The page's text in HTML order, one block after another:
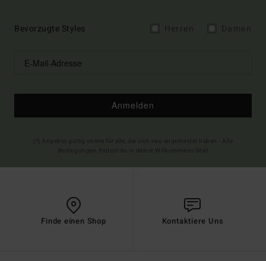
Bevorzugte Styles
Anmelden
Finde einen Shop Kontaktiere Uns